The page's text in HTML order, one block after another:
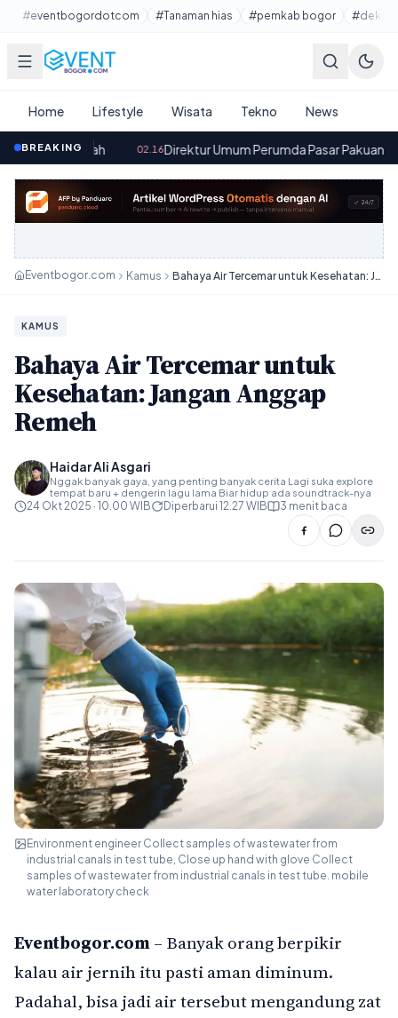
Lewati ke konten utama
#eventbogordotcom #Tanaman hias #pemkab bogor
Home Lifestyle Wisata Tekno News
BREAKING
02.16Direktur Umum Perumda Pasar Pakuan Jaya Kota Bogor
Eventbogor.com Kamus Bahaya Air Tercemar untuk Kesehatan: Jangan Anggap Remeh
KAMUS
Bahaya Air Tercemar untuk
Kesehatan: Jangan Anggap
Remeh
Haidar Ali Asgari
Nggak banyak gaya, yang penting banyak cerita Lagi suka explore
tempat baru + dengerin lagu lama Biar hidup ada soundtrack-nya
24 Okt 2025 · 10.00 WIB Diperbarui 12.27 WIB 3 menit baca
Environment engineer Collect samples of wastewater from
industrial canals in test tube, Close up hand with glove Collect
samples of wastewater from industrial canals in test tube. mobile
water laboratory check
Eventbogor.com– Banyak orang berpikir
kalau air jernih itu pasti aman diminum.
Padahal, bisa jadi air tersebut mengandung zat